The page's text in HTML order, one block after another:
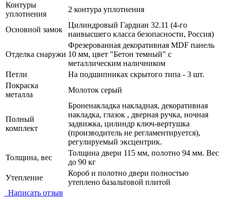
Контуры
уплотнения
2 контура уплотнения
Основной замок
Цилиндровый Гардиан 32.11 (4-го
наивысшего класса безопасности, Россия)
Отделка снаружи
Фрезерованная декоративная MDF панель
10 мм, цвет "Бетон темный" с
металлическим наличником
Петли
На подшипниках скрытого типа - 3 шт.
Покраска
металла
Молоток серый
Полный
комплект
Броненакладка накладная, декоративная
накладка, глазок , дверная ручка, ночная
задвижка, цилиндр ключ-вертушка
(производитель не регламентируется),
регулируемый эксцентрик.
Толщина, вес
Толщина двери 115 мм, полотно 94 мм. Вес
до 90 кг
Утепление
Короб и полотно двери полностью
утеплено базальтовой плитой
Написать отзыв